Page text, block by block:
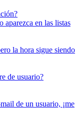
aparezca en las listas
la hora sigue siendo
de usuario?
de un usuario, ¡me